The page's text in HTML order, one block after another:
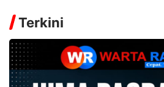
Terkini